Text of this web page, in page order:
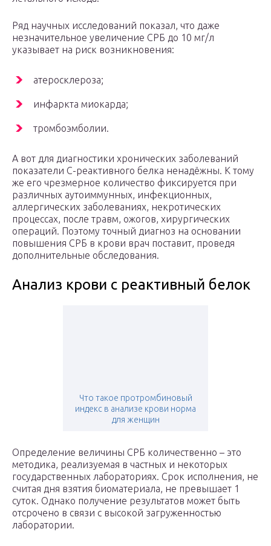
Ряд научных исследований показал, что даже
незначительное увеличение СРБ до 10 мг/л
указывает на риск возникновения:
атеросклероза;
инфаркта миокарда;
тромбоэмболии.
А вот для диагностики хронических заболеваний
показатели С-реактивного белка ненадёжны. К тому
же его чрезмерное количество фиксируется при
различных аутоиммунных, инфекционных,
аллергических заболеваниях, некротических
процессах, после травм, ожогов, хирургических
операций. Поэтому точный диагноз на основании
повышения СРБ в крови врач поставит, проведя
дополнительные обследования.
Анализ крови с реактивный белок
Что такое протромбиновый
индекс в анализе крови норма
для женщин
Определение величины СРБ количественно – это
методика, реализуемая в частных и некоторых
государственных лабораториях. Срок исполнения, не
считая дня взятия биоматериала, не превышает 1
суток. Однако получение результатов может быть
отсрочено в связи с высокой загруженностью
лаборатории.